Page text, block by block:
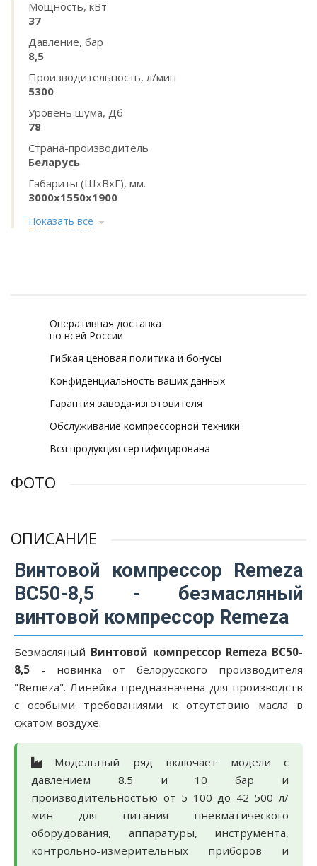
Мощность, кВт
37
Давление, бар
8,5
Производительность, л/мин
5300
Уровень шума, Дб
78
Страна-производитель
Беларусь
Габариты (ШхВхГ), мм.
3000х1550х1900
Показать все
Оперативная доставка
по всей России
Гибкая ценовая политика и бонусы
Конфиденциальность ваших данных
Гарантия завода-изготовителя
Обслуживание компрессорной техники
Вся продукция сертифицирована
ФОТО
ОПИСАНИЕ
Винтовой компрессор Remeza
ВС50-8,5 - безмасляный
винтовой компрессор Remeza
Безмасляный Винтовой компрессор Remeza ВС50-
8,5 - новинка от белорусского производителя
"Remeza". Линейка предназначена для производств
с особыми требованиями к отсутствию масла в
сжатом воздухе.
Модельный ряд включает модели с
давлением 8.5 и 10 бар и
производительностью от 5 100 до 42 500 л/
мин для питания пневматического
оборудования, аппаратуры, инструмента,
контрольно-измерительных приборов и